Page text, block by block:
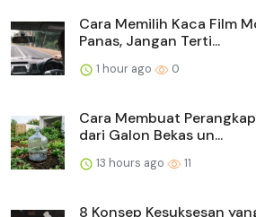
Cara Memilih Kaca Film
Panas, Jangan Terti...
1 hour ago 0
Cara Membuat
dari Galon Bekas un...
13 hours ago 11
8 Konsep Kesuksesan